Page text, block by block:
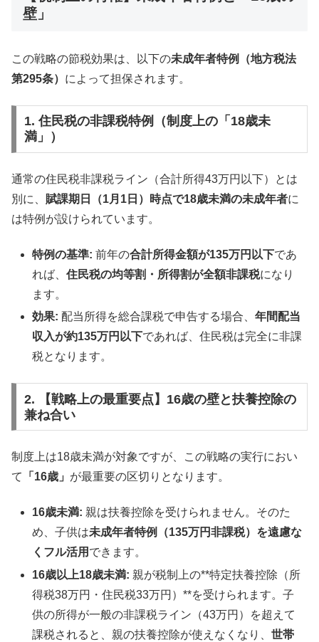
壁」
この戦略の節税効果は、以下の未成年者特例（地方税法
第295条） によって担保されます。
1. 住民税の非課税特例（制度上の「18歳未
満」）
通常の住民税非課税ライン（合計所得43万円以下）とは
別に、 賦課期日（1月1日）時点で18歳未満の未成年者に
は特例が設けられています。
特例の基準: 前年の合計所得金額が135万円以下であ
れば、住民税の均等割・所得割が全額非課税になり
ます。
効果: 配当所得を総合課税で申告する場合、年間配当
収入が約135万円以下であれば、住民税は完全に非課
税となります。
2. 【戦略上の最重要点】16歳の壁と扶養控除の
兼ね合い
制度上は18歳未満が対象ですが、この戦略の実行におい
て
「16歳」 が最重要の区切りとなります。
16歳未満: 親は扶養控除を受けられません。そのた
め、子供は未成年者特例（135万円非課税）を遠慮な
くフル活用 できます。
16歳以上18歳未満: 親が税制上の**特定扶養控除（所
得税38万円・住民税33万円）**を受けられます。子
供の所得が一般の非課税ライン（43万円）を超えて
課税されると、親の扶養控除が使えなくなり、世帯